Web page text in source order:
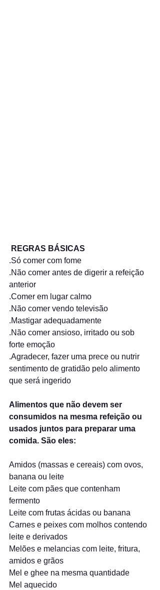
REGRAS BÁSICAS
.Só comer com fome
.Não comer antes de digerir a refeição
anterior
.Comer em lugar calmo
.Não comer vendo televisão
.Mastigar adequadamente
.Não comer ansioso, irritado ou sob
forte emoção
.Agradecer, fazer uma prece ou nutrir
sentimento de gratidão pelo alimento
que será ingerido
Alimentos que não devem ser
consumidos na mesma refeição ou
usados juntos para preparar uma
comida. São eles:
Amidos (massas e cereais) com ovos,
banana ou leite
Leite com pães que contenham
fermento
Leite com frutas ácidas ou banana
Carnes e peixes com molhos contendo
leite e derivados
Melões e melancias com leite, fritura,
amidos e grãos
Mel e ghee na mesma quantidade
Mel aquecido